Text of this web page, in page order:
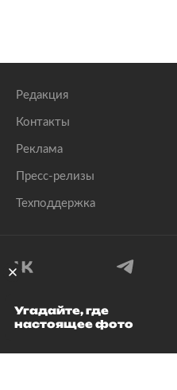
Редакция
Контакты
Реклама
Пресс-релизы
Техподдержка
© 1999–2026
Угадайте, где
настоящее фото